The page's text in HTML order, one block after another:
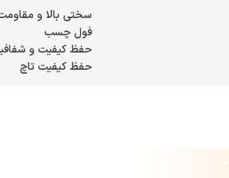
حفظ کیفیت تاچ